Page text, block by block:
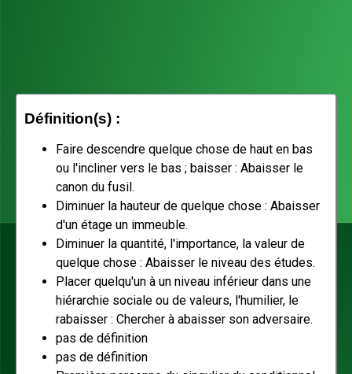
Définition(s) :
Faire descendre quelque chose de haut en bas
ou l'incliner vers le bas ; baisser : Abaisser le
canon du fusil.
Diminuer la hauteur de quelque chose : Abaisser
d'un étage un immeuble.
Diminuer la quantité, l'importance, la valeur de
quelque chose : Abaisser le niveau des études.
Placer quelqu'un à un niveau inférieur dans une
hiérarchie sociale ou de valeurs, l'humilier, le
rabaisser : Chercher à abaisser son adversaire.
pas de définition
pas de définition